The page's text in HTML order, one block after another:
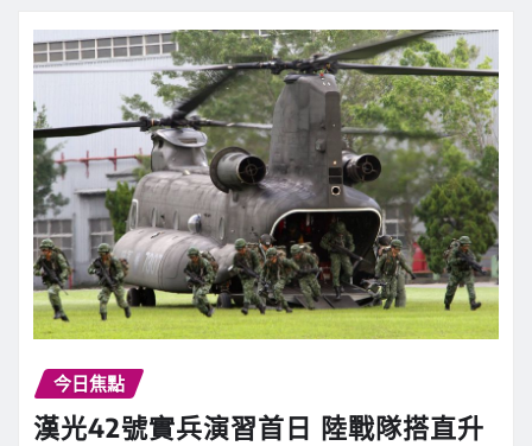
今日焦點
漢光42號實兵演習首日 陸戰隊搭直升